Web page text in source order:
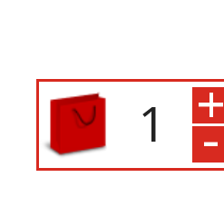
-